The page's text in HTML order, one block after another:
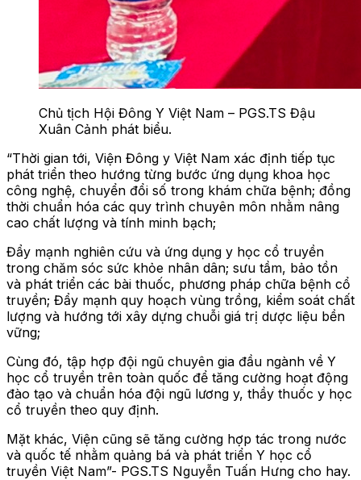
Chủ tịch Hội Đông Y Việt Nam – PGS.TS Đậu
Xuân Cảnh phát biểu.
“Thời gian tới, Viện Đông y Việt Nam xác định tiếp tục
phát triển theo hướng từng bước ứng dụng khoa học
công nghệ, chuyển đổi số trong khám chữa bệnh; đồng
thời chuẩn hóa các quy trình chuyên môn nhằm nâng
cao chất lượng và tính minh bạch;
Đẩy mạnh nghiên cứu và ứng dụng y học cổ truyền
trong chăm sóc sức khỏe nhân dân; sưu tầm, bảo tồn
và phát triển các bài thuốc, phương pháp chữa bệnh cổ
truyền; Đẩy mạnh quy hoạch vùng trồng, kiểm soát chất
lượng và hướng tới xây dựng chuỗi giá trị dược liệu bền
vững;
Cùng đó, tập hợp đội ngũ chuyên gia đầu ngành về Y
học cổ truyền trên toàn quốc để tăng cường hoạt động
đào tạo và chuẩn hóa đội ngũ lương y, thầy thuốc y học
cổ truyền theo quy định.
Mặt khác, Viện cũng sẽ tăng cường hợp tác trong nước
và quốc tế nhằm quảng bá và phát triển Y học cổ
truyền Việt Nam”- PGS.TS Nguyễn Tuấn Hưng cho hay.